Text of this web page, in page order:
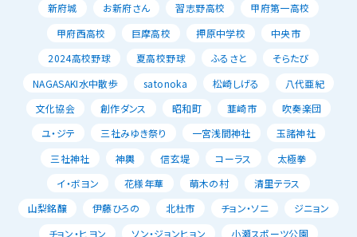
新府城
お新府さん 習志野高校
甲府第一高校
甲府西高校
巨摩高校 押原中学校
中央市
2024高校野球
夏高校野球 ふるさと
そらたび
NAGASAKI水中散歩
satonoka 松崎しげる
八代亜紀
文化協会
創作ダンス 昭和町 韮崎市
吹奏楽団
ユ・ジテ
三社みゆき祭り 一宮浅間神社
玉諸神社
三社神社
神輿 信玄堤 コーラス
太極拳
イ・ボヨン
花様年華 萌木の村
清里テラス
山梨銘醸
伊藤ひろの 北杜市 チョン・ソニ
ジニョン
チョン・ヒヨン
ソン・ジョンヒョン 小瀬スポーツ公園